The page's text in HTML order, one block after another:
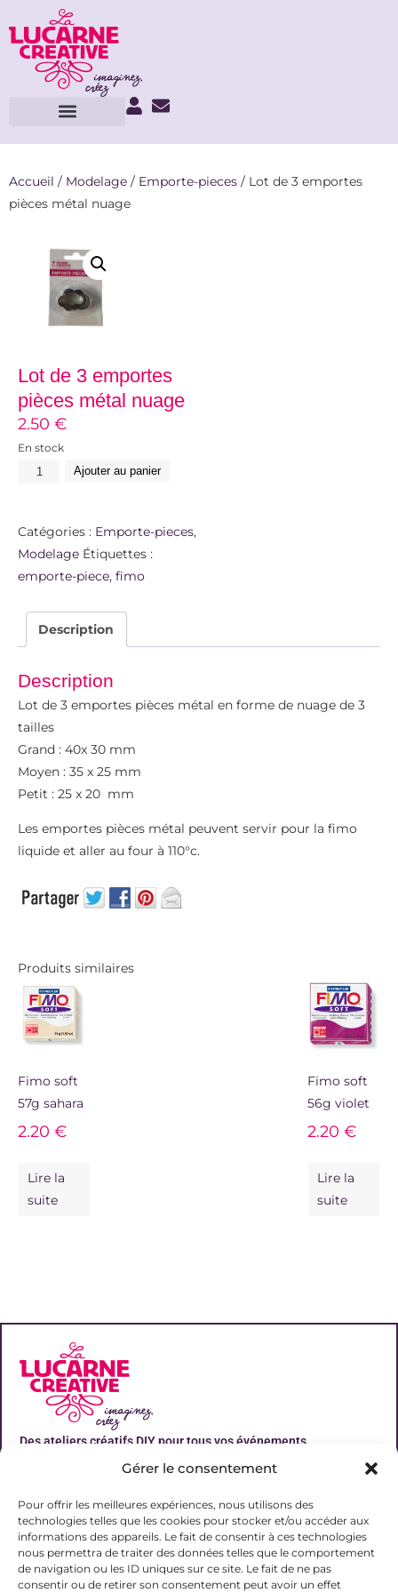
Gérer le consentement
Pour offrir les meilleures expériences, nous utilisons des
technologies telles que les cookies pour stocker et/ou accéder aux
informations des appareils. Le fait de consentir à ces technologies
nous permettra de traiter des données telles que le comportement
de navigation ou les ID uniques sur ce site. Le fait de ne pas
consentir ou de retirer son consentement peut avoir un effet
Accueil / Modelage / Emporte-pieces / Lot de 3 emportes
pièces métal nuage
Lot de 3 emportes
pièces métal nuage
2.50 €
En stock
Ajouter au panier
Catégories : Emporte-pieces,
Modelage Étiquettes :
emporte-piece, fimo
Description
Description
Lot de 3 emportes pièces métal en forme de nuage de 3
tailles
Grand : 40x 30 mm
Moyen : 35 x 25 mm
Petit : 25 x 20 mm
Les emportes pièces métal peuvent servir pour la fimo
liquide et aller au four à 110°c.
Produits similaires
Fimo soft
57g sahara
2.20 €
Lire la
suite
Fimo soft
56g violet
2.20€
Lire la
suite
Des ateliers créatifs DIY pour tous vos événements
Liens utiles
Contact